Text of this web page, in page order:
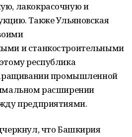
лакокрасочную и
Также Ульяновская
и станкостроительными
республика
промышленной
расширении
предприятиями.
что Башкирия